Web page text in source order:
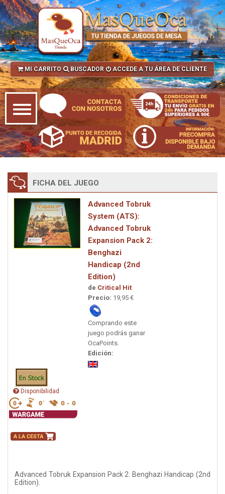
MI CARRITO BUSCADOR ACCEDE A TU ÁREA DE CLIENTE
FICHA DEL JUEGO
Advanced Tobruk
System (ATS):
Advanced Tobruk
Expansion Pack 2:
Benghazi
Handicap (2nd
Edition)
de Critical Hit
Precio: 19,95 €
Comprando este
juego podrás ganar
OcaPoints.
Edición:
Disponibilidad
Advanced Tobruk Expansion Pack 2: Benghazi Handicap (2nd
Edition).